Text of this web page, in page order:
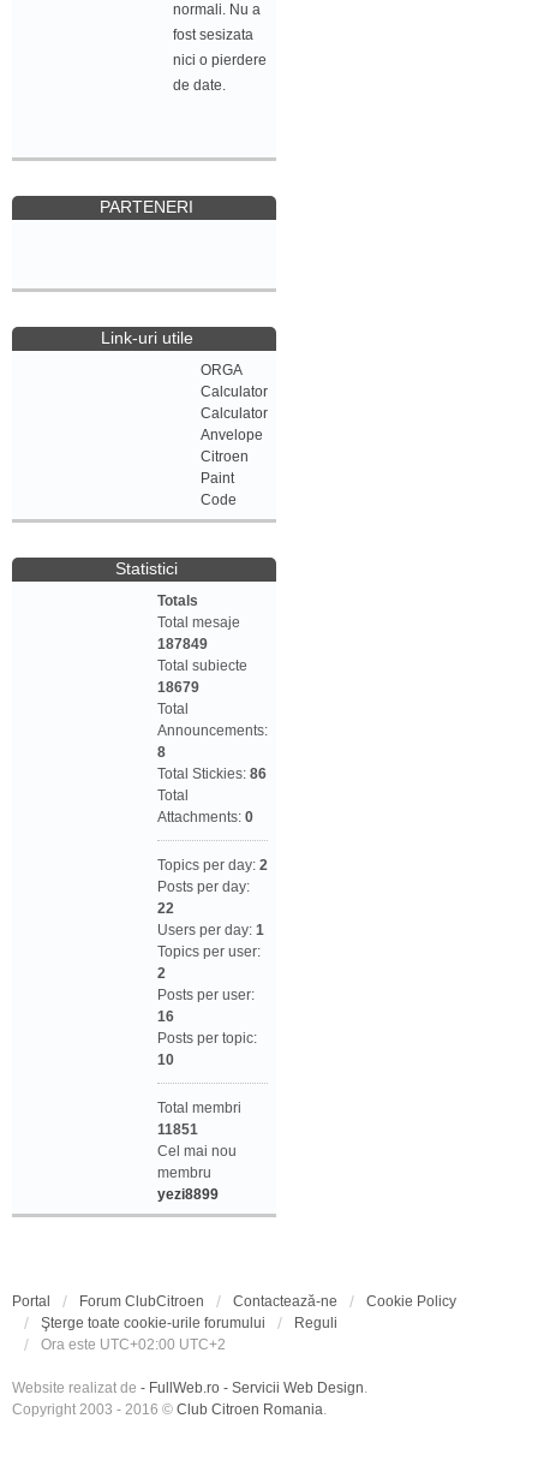
normali. Nu a
fost sesizata
nici o pierdere
de date.
PARTENERI
Link-uri utile
ORGA
Calculator
Calculator
Anvelope
Citroen
Paint
Code
Statistici
Totals
Total mesaje
187849
Total subiecte
18679
Total
Announcements:
8
Total Stickies: 86
Total
Attachments: 0
Topics per day: 2
Posts per day:
22
Users per day: 1
Topics per user:
2
Posts per user:
16
Posts per topic:
10
Total membri
11851
Cel mai nou
membru
yezi8899
Portal Forum ClubCitroen Contactează-ne
Cookie Policy
Şterge toate cookie-urile forumului
Reguli
Ora este UTC+02:00 UTC+2
Website realizat de - FullWeb.ro - Servicii Web Design.
Copyright 2003 - 2016 © Club Citroen Romania.